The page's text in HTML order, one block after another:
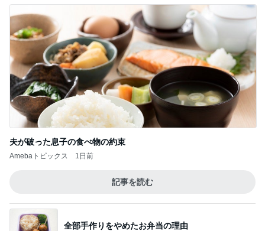
夫が破った息子の食べ物の約束
Amebaトピックス 1日前
記事を読む
全部手作りをやめたお弁当の理由